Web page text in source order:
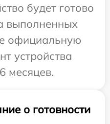
будет готово
выполненных
официальную
устройства
месяцев.
о готовности